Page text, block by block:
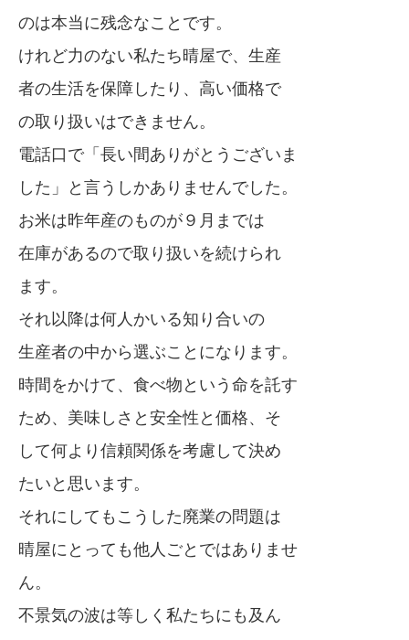
のは本当に残念なことです。
けれど力のない私たち晴屋で、生産
者の生活を保障したり、高い価格で
の取り扱いはできません。
電話口で「長い間ありがとうございま
した」と言うしかありませんでした。
お米は昨年産のものが９月までは
在庫があるので取り扱いを続けられ
ます。
それ以降は何人かいる知り合いの
生産者の中から選ぶことになります。
時間をかけて、食べ物という命を託す
ため、美味しさと安全性と価格、そ
して何より信頼関係を考慮して決め
たいと思います。
それにしてもこうした廃業の問題は
晴屋にとっても他人ごとではありませ
ん。
不景気の波は等しく私たちにも及ん